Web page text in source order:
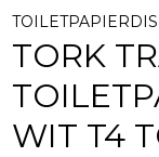
TORK
WIT T4